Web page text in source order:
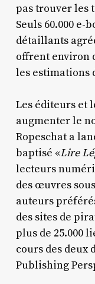
pas trouver les
Seuls 60.000 e-
détaillants
offrent environ
les estimations
Les éditeurs et
augmenter le
Ropeschat a
baptisé «Lire
lecteurs
des œuvres
auteurs
des sites de
plus de 25.000
cours des deux
Publishing